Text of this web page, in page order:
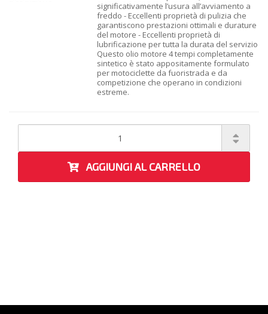
significativamente l’usura all’avviamento a
freddo - Eccellenti proprietà di pulizia che
garantiscono prestazioni ottimali e durature
del motore - Eccellenti proprietà di
lubrificazione per tutta la durata del servizio
Questo olio motore 4 tempi completamente
sintetico è stato appositamente formulato
per motociclette da fuoristrada e da
competizione che operano in condizioni
estreme.
AGGIUNGI AL CARRELLO